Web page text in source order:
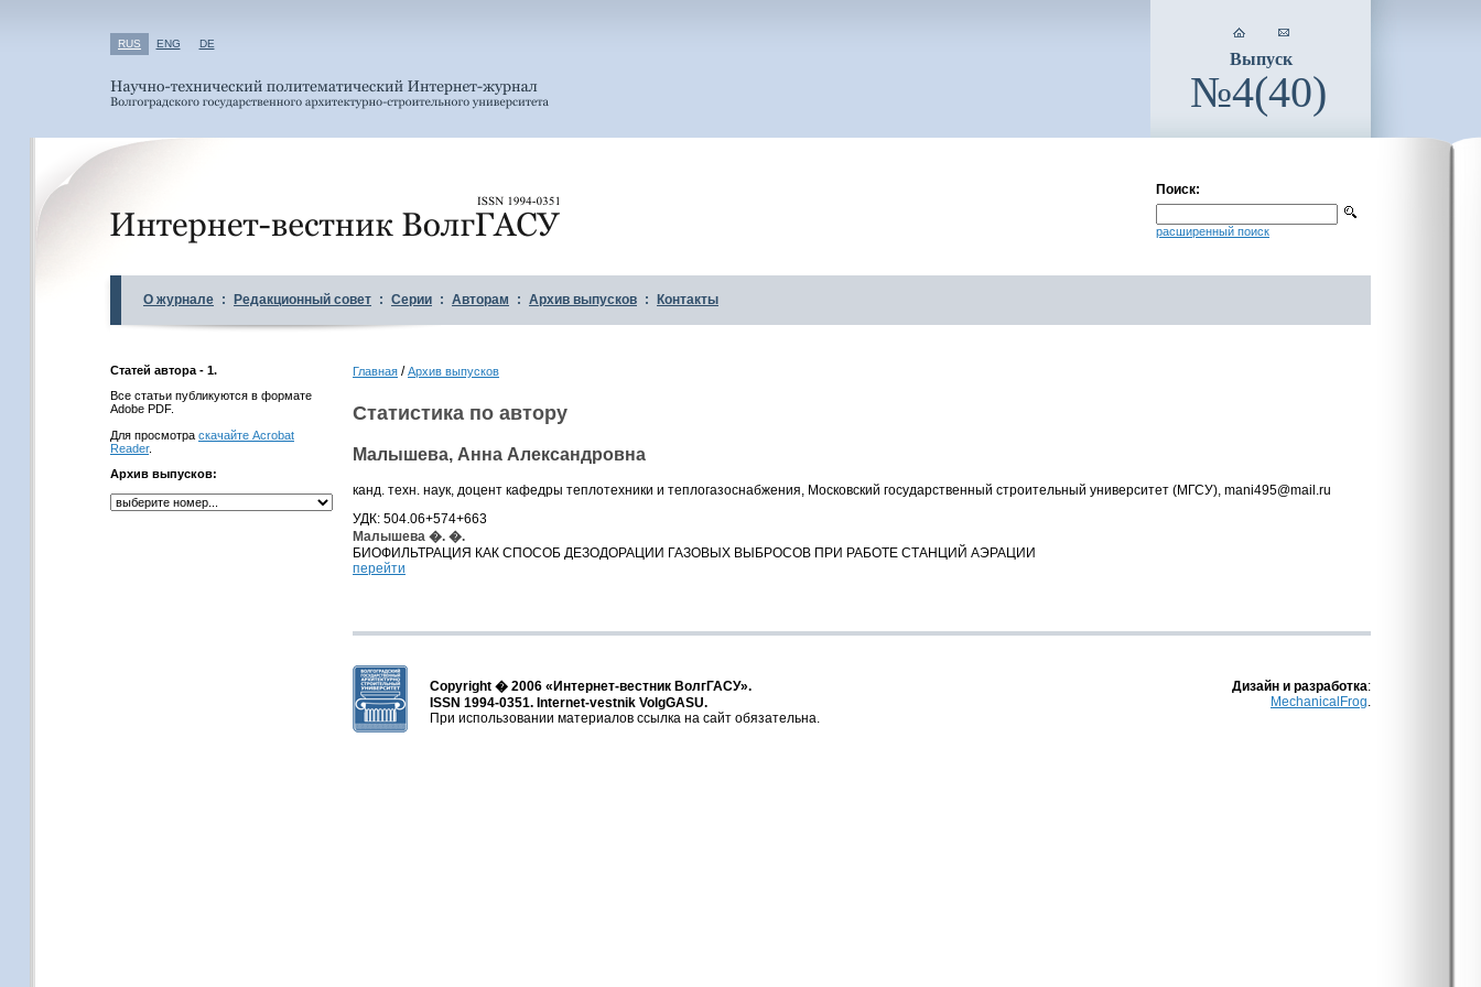
RUS ENG DE
Выпуск
№4(40)
Поиск:
расширенный поиск
О журнале : Редакционный совет : Серии : Авторам : Архив выпусков : Контакты
Статей автора - 1.
Все статьи публикуются в формате
Adobe PDF.
Для просмотра скачайте Acrobat
Reader.
Архив выпусков:
Главная /Архив выпусков
Статистика по автору
Малышева, Анна Александровна
канд. техн. наук, доцент кафедры теплотехники и теплогазоснабжения, Московский государственный строительный университет (МГСУ), mani495@mail.ru
УДК: 504.06+574+663
Малышева �. �.
БИОФИЛЬТРАЦИЯ КАК СПОСОБ ДЕЗОДОРАЦИИ ГАЗОВЫХ ВЫБРОСОВ ПРИ РАБОТЕ СТАНЦИЙ АЭРАЦИИ
перейти
Copyright � 2006 «Интернет-вестник ВолгГАСУ».
ISSN 1994-0351. Internet-vestnik VolgGASU.
При использовании материалов ссылка на сайт обязательна.
Дизайн и разработка:
MechanicalFrog.